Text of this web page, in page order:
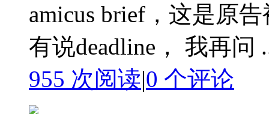
amicus brief，这是原
有说deadline， 我再问
955 次阅读|0 个评论